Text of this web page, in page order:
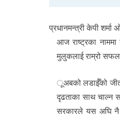
प्रधानमन्त्री केपी शर्मा
आज राष्ट्रका
मुलुकलाई राम्रो
ूअबको लडाईँको जीत,
दृढताका साथ चाल्न
सरकारले यस अघि नै